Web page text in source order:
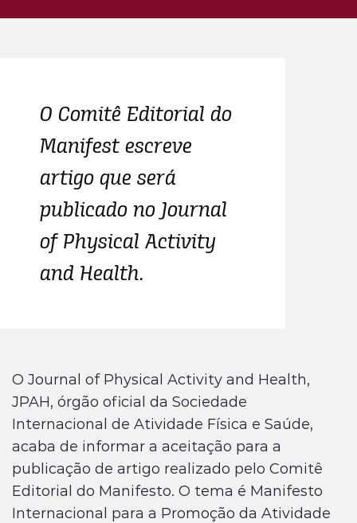
O Comitê Editorial do
Manifest escreve
artigo que será
publicado no Journal
of Physical Activity
and Health.
O Journal of Physical Activity and Health,
JPAH, órgão oficial da Sociedade
Internacional de Atividade Física e Saúde,
acaba de informar a aceitação para a
publicação de artigo realizado pelo Comitê
Editorial do Manifesto. O tema é Manifesto
Internacional para a Promoção da Atividade